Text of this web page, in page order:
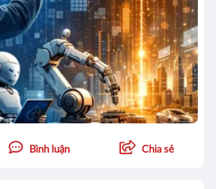
Bình luận Chia sẻ